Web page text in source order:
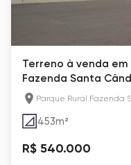
Terreno à venda em
Fazenda Santa
Parque Rural Fazenda
453m²
R$ 540.000